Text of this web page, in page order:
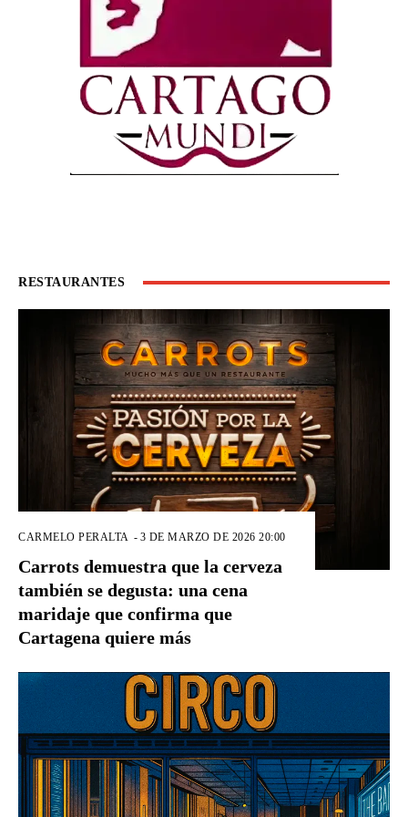
RESTAURANTES
CARMELO PERALTA - 3 DE MARZO DE 2026 20:00
Carrots demuestra que la cerveza
también se degusta: una cena
maridaje que confirma que
Cartagena quiere más